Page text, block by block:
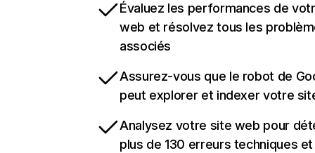
Évaluez les performances de
web et résolvez tous les
associés
Assurez-vous que le robot de
peut explorer et indexer votre
Analysez votre site web pour
plus de 130 erreurs techniques et